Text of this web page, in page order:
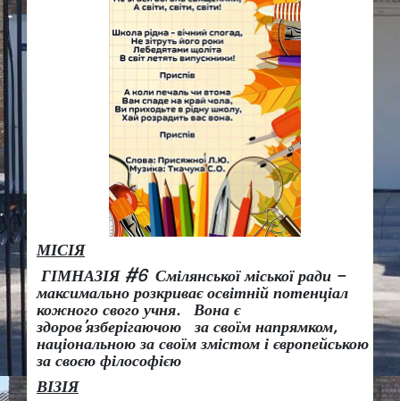
МІСІЯ
ГІМНАЗІЯ #6 Смілянської міської ради –
максимально розкриває освітній потенціал
кожного свого учня.
Вона є
здоров’язберігаючою за своїм напрямком,
національною за своїм змістом і європейською
за своєю філософією
ВІЗІЯ